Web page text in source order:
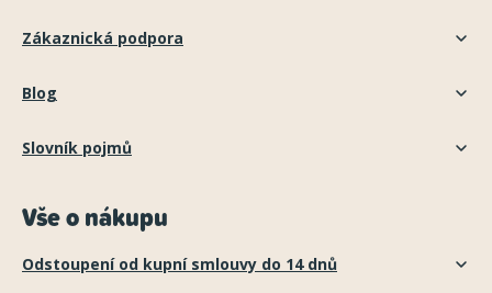
Zákaznická podpora
Blog
Slovník pojmů
Vše o nákupu
Odstoupení od kupní smlouvy do 14 dnů